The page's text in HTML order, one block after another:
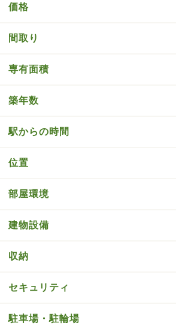
価格
間取り
専有面積
築年数
駅からの時間
位置
部屋環境
建物設備
収納
セキュリティ
駐車場・駐輪場